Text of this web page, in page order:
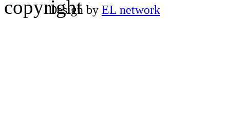
Design by EL network